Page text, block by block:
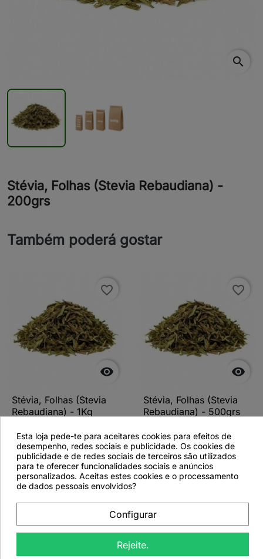
search
Stévia, Folhas (Stevia Rebaudiana) -
200grs
Também poderá gostar

favorite_border
Stévia, Folhas (Stevia
Rebaudiana) - 1Kg
Ver detalhes

favorite_border
Stévia, Folhas (Stevia
Rebaudiana) - 500grs
Ver detalhes
favorite_border
Esta loja pede-te para aceitares cookies para efeitos de
desempenho, redes sociais e publicidade. Os cookies de
publicidade e de redes sociais de terceiros são utilizados
para te oferecer funcionalidades sociais e anúncios
personalizados. Aceitas estes cookies e o processamento
de dados pessoais envolvidos?
Configurar
Rejeite.